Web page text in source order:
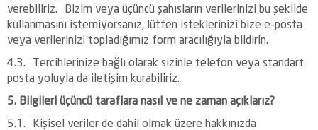
verebiliriz. Bizim veya üçüncü şahısların verilerinizi bu şekilde
kullanmasını istemiyorsanız, lütfen isteklerinizi bize e-posta
veya verilerinizi topladığımız form aracılığıyla bildirin.
4.3. Tercihlerinize bağlı olarak sizinle telefon veya standart
posta yoluyla da iletişim kurabiliriz.
5. Bilgileri üçüncü taraflara nasıl ve ne zaman açıklarız?
5.1. Kişisel veriler de dahil olmak üzere hakkınızda